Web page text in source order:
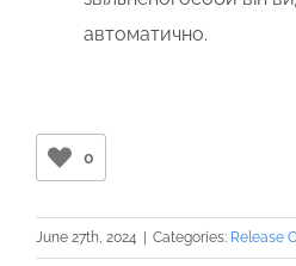
автоматично.
0
June 27th, 2024 | Categories: Release